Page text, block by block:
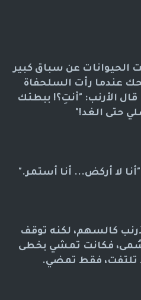
عن سباق كبير
عندما رأت السلحفاة
الأرنب: "أنتِ؟! ببطئك
حتى الغد!"
لا أركض... أنا أستمر."
كالسهم، لكنه توقف
سُمى، فكانت تمشي بخطى
لا تلتفت، فقط تمضي.